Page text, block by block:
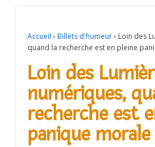
Accueil › Billets d'humeur› Loin des
quand la recherche est en pleine
Loin des
numériques,
recherche est
panique morale